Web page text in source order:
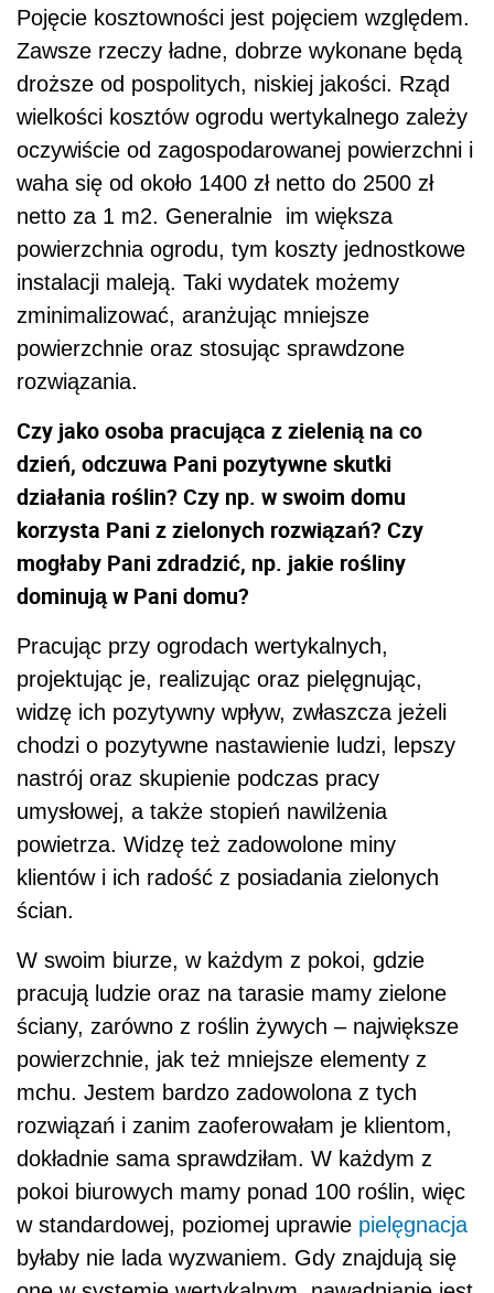
Pojęcie kosztowności jest pojęciem względem.
Zawsze rzeczy ładne, dobrze wykonane będą
droższe od pospolitych, niskiej jakości. Rząd
wielkości kosztów ogrodu wertykalnego zależy
oczywiście od zagospodarowanej powierzchni i
waha się od około 1400 zł netto do 2500 zł
netto za 1 m2. Generalnie im większa
powierzchnia ogrodu, tym koszty jednostkowe
instalacji maleją. Taki wydatek możemy
zminimalizować, aranżując mniejsze
powierzchnie oraz stosując sprawdzone
rozwiązania.
Czy jako osoba pracująca z zielenią na co
dzień, odczuwa Pani pozytywne skutki
działania roślin? Czy np. w swoim domu
korzysta Pani z zielonych rozwiązań? Czy
mogłaby Pani zdradzić, np. jakie rośliny
dominują w Pani domu?
Pracując przy ogrodach wertykalnych,
projektując je, realizując oraz pielęgnując,
widzę ich pozytywny wpływ, zwłaszcza jeżeli
chodzi o pozytywne nastawienie ludzi, lepszy
nastrój oraz skupienie podczas pracy
umysłowej, a także stopień nawilżenia
powietrza. Widzę też zadowolone miny
klientów i ich radość z posiadania zielonych
ścian.
W swoim biurze, w każdym z pokoi, gdzie
pracują ludzie oraz na tarasie mamy zielone
ściany, zarówno z roślin żywych – największe
powierzchnie, jak też mniejsze elementy z
mchu. Jestem bardzo zadowolona z tych
rozwiązań i zanim zaoferowałam je klientom,
dokładnie sama sprawdziłam. W każdym z
pokoi biurowych mamy ponad 100 roślin, więc
w standardowej, poziomej uprawie pielęgnacja
byłaby nie lada wyzwaniem. Gdy znajdują się